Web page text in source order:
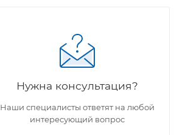
Нужна консультация?
Наши специалисты ответят на любой
интересующий вопрос